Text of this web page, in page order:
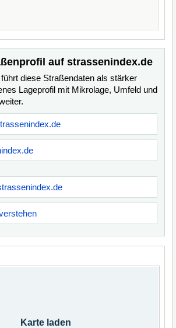
auf strassenindex.de
diese Straßendaten als stärker
Lageprofil mit Mikrolage, Umfeld und
Karte laden